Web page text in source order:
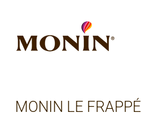
springen
MONIN LE FRAPPÉ